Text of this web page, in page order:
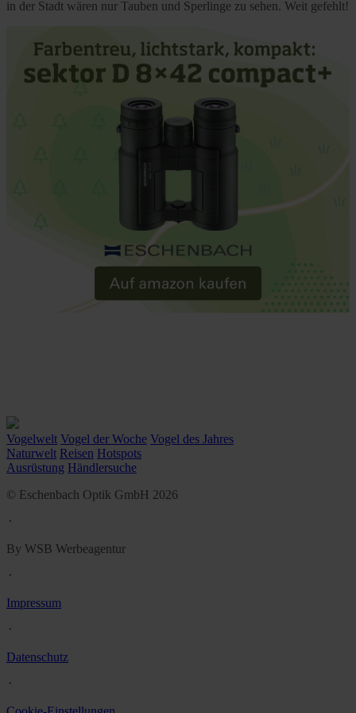
in der Stadt wären nur Tauben und Sperlinge zu sehen. Weit gefehlt!
Vogelwelt Vogel der Woche Vogel des Jahres
Naturwelt Reisen Hotspots
Ausrüstung Händlersuche
© Eschenbach Optik GmbH 2026
᛫
By WSB Werbeagentur
᛫
Impressum
᛫
Datenschutz
᛫